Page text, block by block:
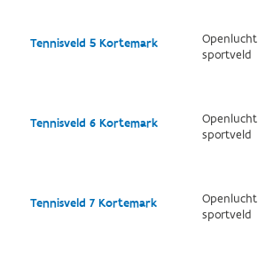
Tennisveld 5 Kortemark
Openlucht
sportveld
Tennisveld 6 Kortemark
Openlucht
sportveld
Tennisveld 7 Kortemark
Openlucht
sportveld